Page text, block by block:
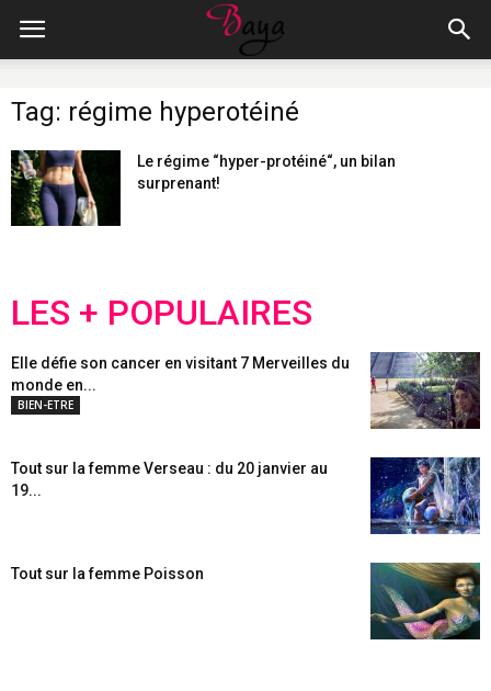
Tag: régime hyperotéiné
Le régime “hyper-protéiné“, un bilan
surprenant!
LES + POPULAIRES
Elle défie son cancer en visitant 7 Merveilles du
monde en...
BIEN-ETRE
Tout sur la femme Verseau : du 20 janvier au
19...
Tout sur la femme Poisson